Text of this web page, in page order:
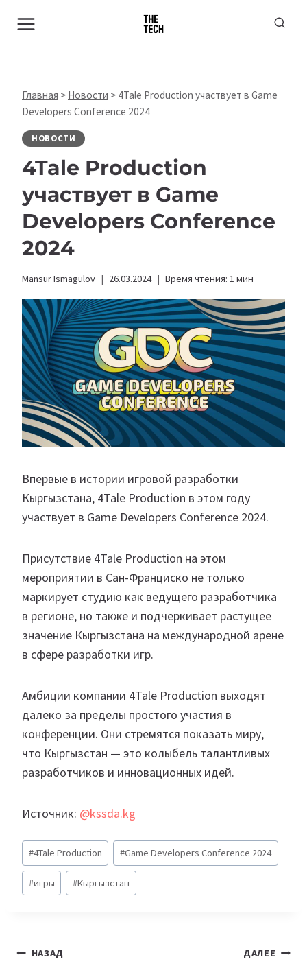
Главная > Новости > 4Tale Production участвует в Game
Developers Conference 2024
НОВОСТИ
4Tale Production
участвует в Game
Developers Conference
2024
Mansur Ismagulov 26.03.2024 Время чтения: 1 мин
Впервые в истории игровой разработки
Кыргызстана, 4Tale Production в этом году
участвует в Game Developers Conference 2024.
Присутствие 4Tale Production на этом
мероприятии в Сан-Франциско не только
маркирует студию как ведущего разработчика
в регионе, но также и подчеркивает растущее
значение Кыргызстана на международной арене
в сфере разработки игр.
Амбиции компании 4Tale Production выходят
далеко за пределы простого участия в
конференции. Они стремятся показать миру,
что Кыргызстан — это колыбель талантливых
разработчиков и инновационных идей.
Источник: @kssda.kg
Метки
записи:
#4Tale Production #Game Developers Conference 2024
#игры #Кыргызстан
Навигация
НАЗАД ДАЛЕЕ